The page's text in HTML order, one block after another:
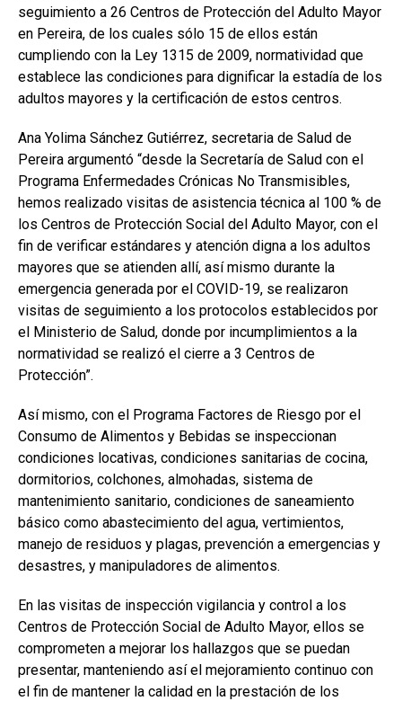
seguimiento a 26 Centros de Protección del Adulto Mayor
en Pereira, de los cuales sólo 15 de ellos están
cumpliendo con la Ley 1315 de 2009, normatividad que
establece las condiciones para dignificar la estadía de los
adultos mayores y la certificación de estos centros.
Ana Yolima Sánchez Gutiérrez, secretaria de Salud de
Pereira argumentó “desde la Secretaría de Salud con el
Programa Enfermedades Crónicas No Transmisibles,
hemos realizado visitas de asistencia técnica al 100 % de
los Centros de Protección Social del Adulto Mayor, con el
fin de verificar estándares y atención digna a los adultos
mayores que se atienden allí, así mismo durante la
emergencia generada por el COVID-19, se realizaron
visitas de seguimiento a los protocolos establecidos por
el Ministerio de Salud, donde por incumplimientos a la
normatividad se realizó el cierre a 3 Centros de
Protección”.
Así mismo, con el Programa Factores de Riesgo por el
Consumo de Alimentos y Bebidas se inspeccionan
condiciones locativas, condiciones sanitarias de cocina,
dormitorios, colchones, almohadas, sistema de
mantenimiento sanitario, condiciones de saneamiento
básico como abastecimiento del agua, vertimientos,
manejo de residuos y plagas, prevención a emergencias y
desastres, y manipuladores de alimentos.
En las visitas de inspección vigilancia y control a los
Centros de Protección Social de Adulto Mayor, ellos se
comprometen a mejorar los hallazgos que se puedan
presentar, manteniendo así el mejoramiento continuo con
el fin de mantener la calidad en la prestación de los